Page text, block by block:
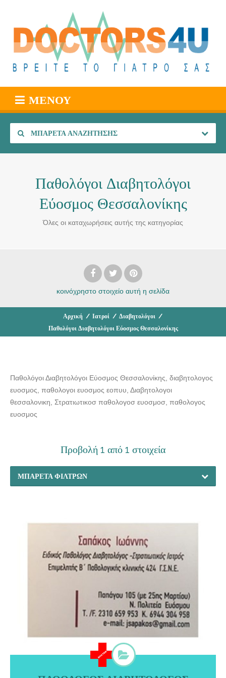
ΜΕΝΟΎ
ΜΠΑΡΈΤΑ ΑΝΑΖΉΤΗΣΗΣ
Παθολόγοι Διαβητολόγοι
Εύοσμος Θεσσαλονίκης
Όλες οι καταχωρήσεις αυτής της κατηγορίας
κοινόχρηστο στοιχείο αυτή η σελίδα
Αρχική / Ιατροί / Διαβητολόγοι /
Παθολόγοι Διαβητολόγοι Εύοσμος Θεσσαλονίκης
Παθολόγοι Διαβητολόγοι Εύοσμος Θεσσαλονίκης, διαβητολογος
ευοσμος, παθολογοι ευοσμος εοπυυ, Διαβητολογοι
θεσσαλονικη, Στρατιωτικοσ παθολογοσ ευοσμοσ, παθολογος
ευοσμος
Προβολή 1 από 1 στοιχεία
ΜΠΑΡΈΤΑ ΦΊΛΤΡΩΝ